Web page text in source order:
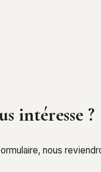
intéresse ?
nous